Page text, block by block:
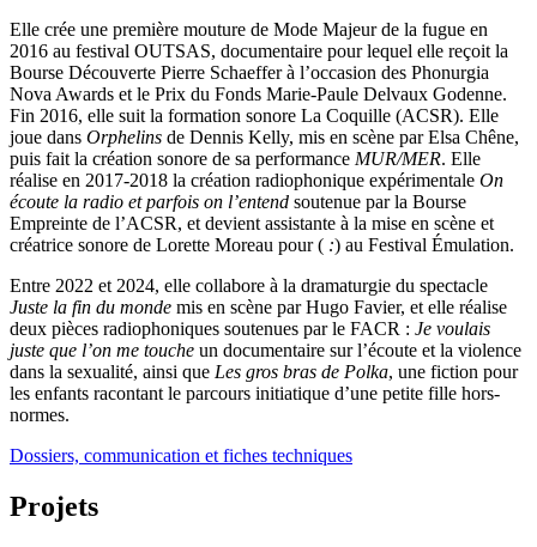
Elle crée une première mouture de Mode Majeur de la fugue en
2016 au festival OUTSAS, documentaire pour lequel elle reçoit la
Bourse Découverte Pierre Schaeffer à l’occasion des Phonurgia
Nova Awards et le Prix du Fonds Marie-Paule Delvaux Godenne.
Fin 2016, elle suit la formation sonore La Coquille (ACSR). Elle
joue dans Orphelins de Dennis Kelly, mis en scène par Elsa Chêne,
puis fait la création sonore de sa performance MUR/MER. Elle
réalise en 2017-2018 la création radiophonique expérimentale On
écoute la radio et parfois on l’entend soutenue par la Bourse
Empreinte de l’ACSR, et devient assistante à la mise en scène et
créatrice sonore de Lorette Moreau pour ( :) au Festival Émulation.
Entre 2022 et 2024, elle collabore à la dramaturgie du spectacle
Juste la fin du monde mis en scène par Hugo Favier, et elle réalise
deux pièces radiophoniques soutenues par le FACR : Je voulais
juste que l’on me touche un documentaire sur l’écoute et la violence
dans la sexualité, ainsi que Les gros bras de Polka, une fiction pour
les enfants racontant le parcours initiatique d’une petite fille hors-
normes.
Dossiers, communication et fiches techniques
Projets